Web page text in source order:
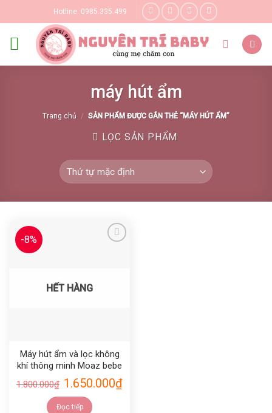
to
content
Hotline: 0985.335.499
máy hút ẩm
Trang chủ / SẢN PHẨM ĐƯỢC GẮN THẺ “MÁY HÚT ẨM”
LỌC SẢN PHẨM
-8%
HẾT HÀNG
Máy hút ẩm và lọc không
khí thông minh Moaz bebe
MB078
1.800.000₫ 1.650.000₫
Đọc tiếp